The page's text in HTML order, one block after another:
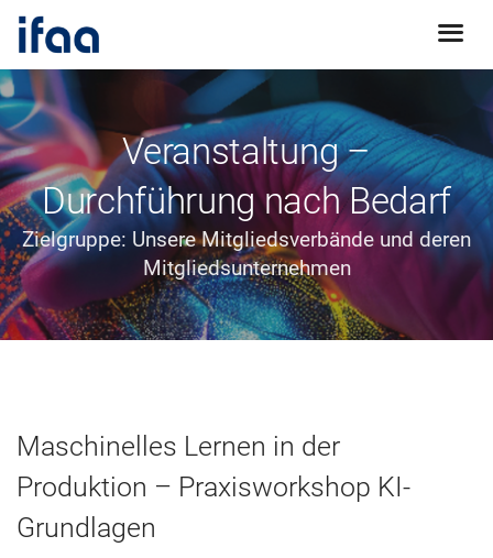
Veranstaltung –
Durchführung nach Bedarf
Zielgruppe: Unsere Mitgliedsverbände und deren
Mitgliedsunternehmen
Maschinelles Lernen in der
Produktion – Praxisworkshop KI-
Grundlagen